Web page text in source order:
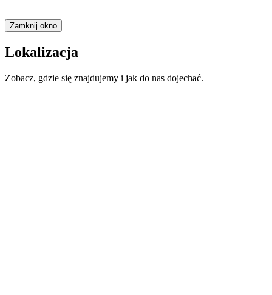
Zamknij okno
Lokalizacja
Zobacz, gdzie się znajdujemy i jak do nas dojechać.